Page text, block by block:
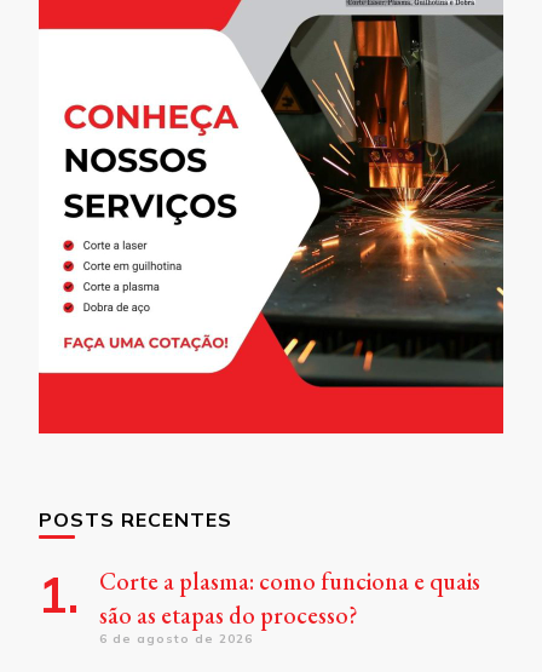
POSTS RECENTES
Corte a plasma: como funciona e quais
são as etapas do processo?
6 de agosto de 2026